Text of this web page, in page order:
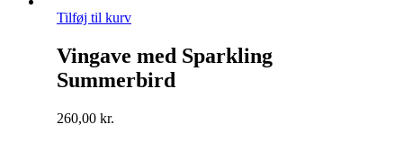
Tilføj til kurv
Vingave med Sparkling
Summerbird
260,00 kr.